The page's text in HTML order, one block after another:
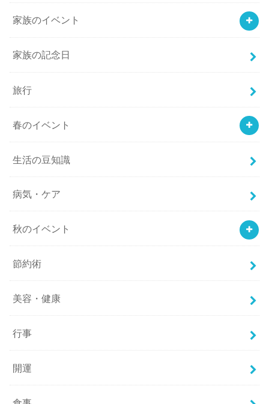
家族のイベント
家族の記念日
旅行
春のイベント
生活の豆知識
病気・ケア
秋のイベント
節約術
美容・健康
行事
開運